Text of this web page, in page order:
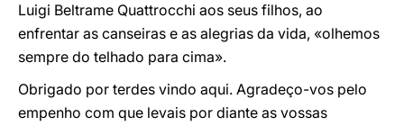
Luigi Beltrame Quattrocchi aos seus filhos, ao
enfrentar as canseiras e as alegrias da vida, «olhemos
sempre do telhado para cima».
Obrigado por terdes vindo aqui. Agradeço-vos pelo
empenho com que levais por diante as vossas